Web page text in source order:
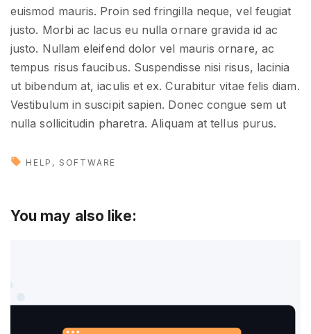
euismod mauris. Proin sed fringilla neque, vel feugiat
justo. Morbi ac lacus eu nulla ornare gravida id ac
justo. Nullam eleifend dolor vel mauris ornare, ac
tempus risus faucibus. Suspendisse nisi risus, lacinia
ut bibendum at, iaculis et ex. Curabitur vitae felis diam.
Vestibulum in suscipit sapien. Donec congue sem ut
nulla sollicitudin pharetra. Aliquam at tellus purus.
HELP SOFTWARE
You may also like: